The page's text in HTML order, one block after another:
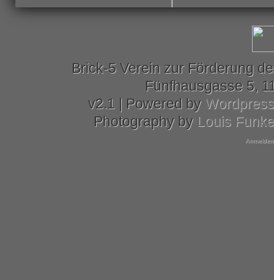
Brick-5 Verein zur Förderung
Fünfhausgasse 5,
v2.1 | Powered by Wordpress
Photography by Louis Funke
Anmelden